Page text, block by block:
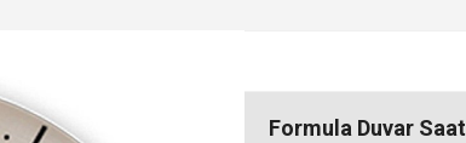
Formula Duvar